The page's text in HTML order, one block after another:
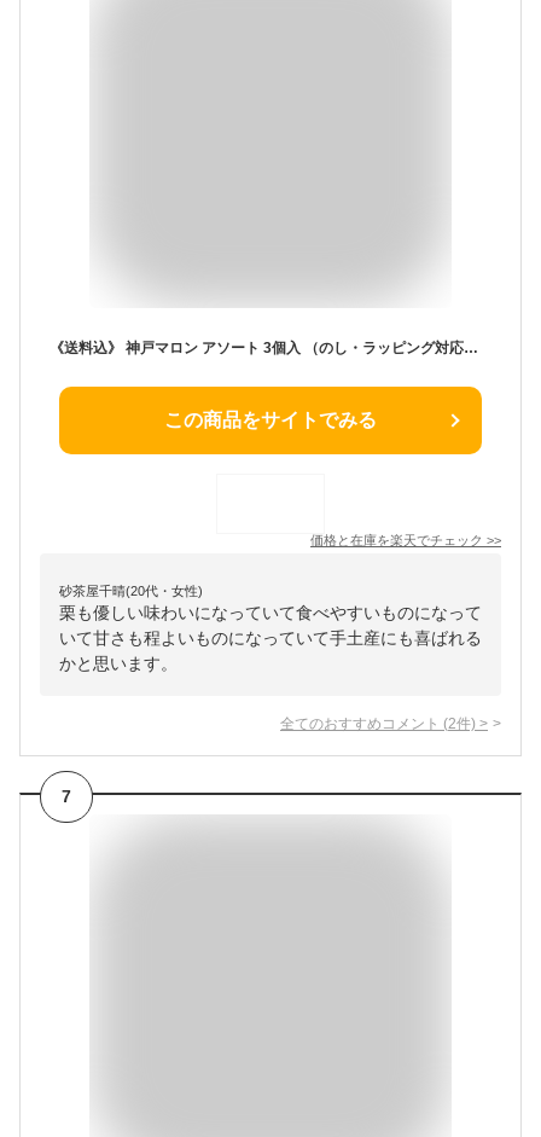
《送料込》 神戸マロン アソート 3個入 （のし・ラッピング対応） アンデルセンスエヒロ マロンパイ 神戸土産 和菓子 贈答品 お土産 御中元 御年賀 御祝 内祝 御礼 御供 志 焼菓子 プレゼント 人気 ランキング 通販 美味しい おしゃれ おすすめ 常温 賞味期限 御年賀 ギフト
この商品をサイトでみる
価格と在庫を楽天でチェック >>
砂茶屋千晴(20代・女性)
栗も優しい味わいになっていて食べやすいものになって
いて甘さも程よいものになっていて手土産にも喜ばれる
かと思います。
全てのおすすめコメント (2件) >
7